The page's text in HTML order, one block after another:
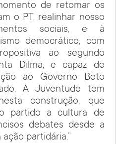
de retomar os
o PT, realinhar nosso
sociais, e à
democrático, com
ao segundo
Dilma, e capaz de
ao Governo Beto
A Juventude tem
construção, que
partido a cultura de
debates desde a
partidária.”